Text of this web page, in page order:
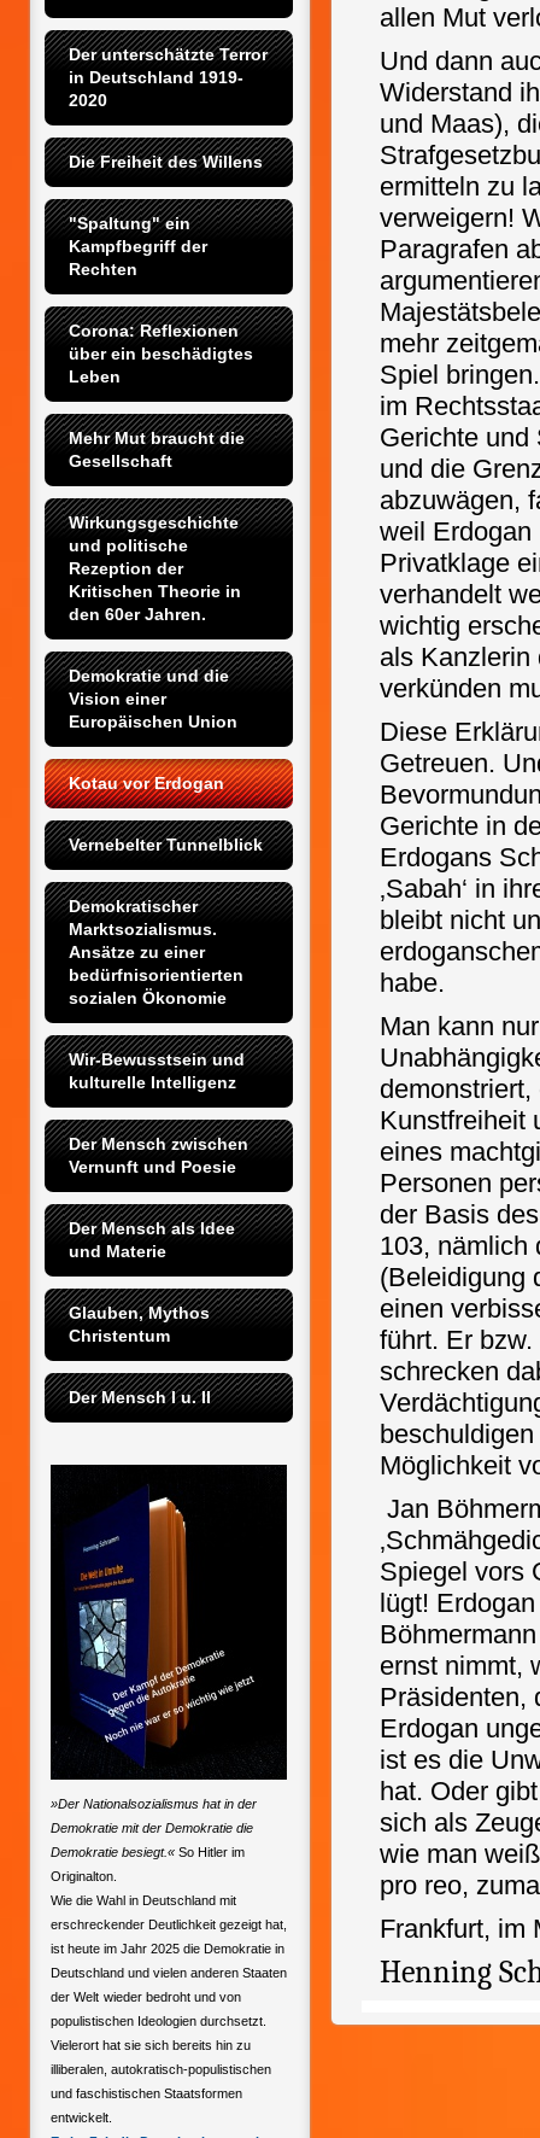
Der unterschätzte Terror
in Deutschland 1919-
2020
Die Freiheit des Willens
"Spaltung" ein
Kampfbegriff der
Rechten
Corona: Reflexionen
über ein beschädigtes
Leben
Mehr Mut braucht die
Gesellschaft
Wirkungsgeschichte
und politische
Rezeption der
Kritischen Theorie in
den 60er Jahren.
Demokratie und die
Vision einer
Europäischen Union
Kotau vor Erdogan
Vernebelter Tunnelblick
Demokratischer
Marktsozialismus.
Ansätze zu einer
bedürfnisorientierten
sozialen Ökonomie
Wir-Bewusstsein und
kulturelle Intelligenz
Der Mensch zwischen
Vernunft und Poesie
Der Mensch als Idee
und Materie
Glauben, Mythos
Christentum
Der Mensch I u. II
»Der Nationalsozialismus hat in der
Demokratie mit der Demokratie die
Demokratie besiegt.« So Hitler im
Originalton.
Wie die Wahl in Deutschland mit
erschreckender Deutlichkeit gezeigt hat,
ist heute im Jahr 2025 die Demokratie in
Deutschland und vielen anderen Staaten
der Welt wieder bedroht und von
populistischen Ideologien durchsetzt.
Vielerort hat sie sich bereits hin zu
illiberalen, autokratisch-populistischen
und faschistischen Staatsformen
entwickelt.
allen Mut
Und dann
Widerstand
und Maas),
ermitteln zu
verweigern!
Paragrafen
mehr
Spiel
im
Gerichte und
und die
abzuwägen,
weil Erdogan
Privatklage
verhandelt
wichtig
als Kanzlerin
verkünden
Diese
Getreuen.
Gerichte in
Erdogans
‚Sabah‘ in
bleibt nicht
habe.
Man kann
Kunstfreiheit
eines
Personen
der Basis
103, nämlich
(Beleidigung
einen
führt. Er
schrecken
Möglichkeit
Jan
Spiegel vors
lügt!
ernst nimmt,
Präsidenten,
Erdogan
ist es die
hat. Oder
sich als
wie man
pro reo,
Frankfurt, im
Henning